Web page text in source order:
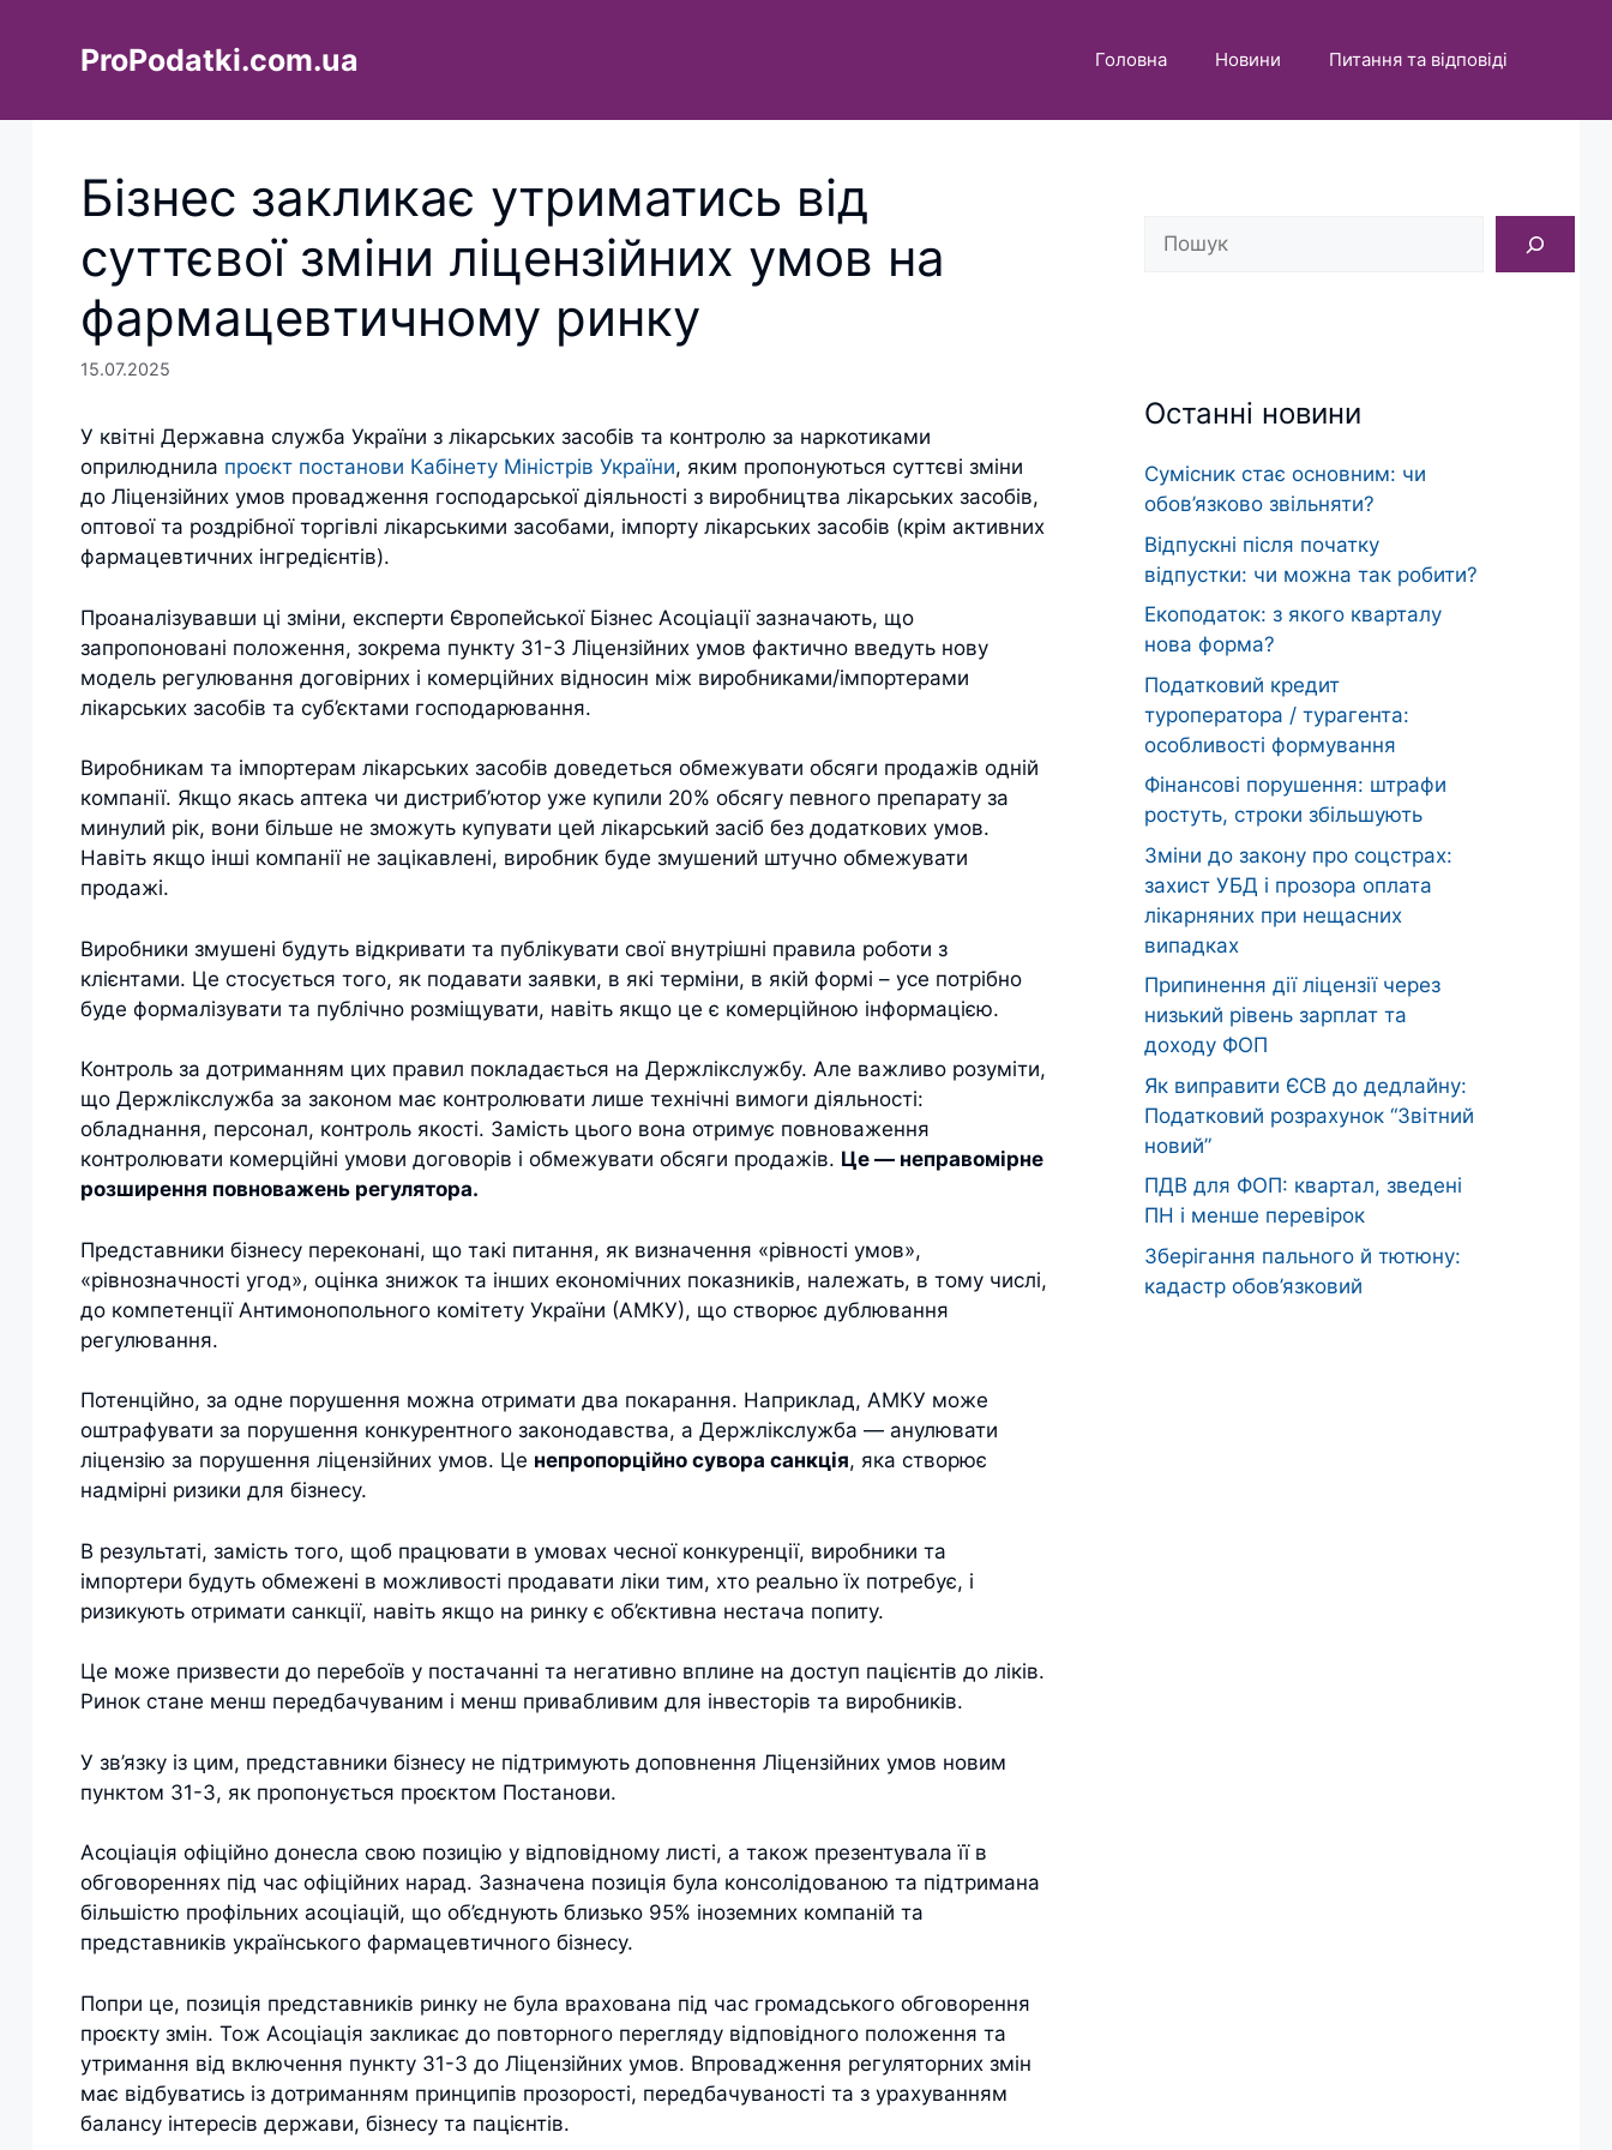
ProPodatki.com.ua Головна Новини Питання та відповіді
Бізнес закликає утриматись від
суттєвої зміни ліцензійних умов на
фармацевтичному ринку
15.07.2025
У квітні Державна служба України з лікарських засобів та контролю за наркотиками
оприлюднила проєкт постанови Кабінету Міністрів України, яким пропонуються суттєві зміни
до Ліцензійних умов провадження господарської діяльності з виробництва лікарських засобів,
оптової та роздрібної торгівлі лікарськими засобами, імпорту лікарських засобів (крім активних
фармацевтичних інгредієнтів).
Проаналізувавши ці зміни, експерти Європейської Бізнес Асоціації зазначають, що
запропоновані положення, зокрема пункту 31-3 Ліцензійних умов фактично введуть нову
модель регулювання договірних і комерційних відносин між виробниками/імпортерами
лікарських засобів та суб’єктами господарювання.
Виробникам та імпортерам лікарських засобів доведеться обмежувати обсяги продажів одній
компанії. Якщо якась аптека чи дистриб’ютор уже купили 20% обсягу певного препарату за
минулий рік, вони більше не зможуть купувати цей лікарський засіб без додаткових умов.
Навіть якщо інші компанії не зацікавлені, виробник буде змушений штучно обмежувати
продажі.
Виробники змушені будуть відкривати та публікувати свої внутрішні правила роботи з
клієнтами. Це стосується того, як подавати заявки, в які терміни, в якій формі – усе потрібно
буде формалізувати та публічно розміщувати, навіть якщо це є комерційною інформацією.
Контроль за дотриманням цих правил покладається на Держлікслужбу. Але важливо розуміти,
що Держлікслужба за законом має контролювати лише технічні вимоги діяльності:
обладнання, персонал, контроль якості. Замість цього вона отримує повноваження
контролювати комерційні умови договорів і обмежувати обсяги продажів. Це — неправомірне
розширення повноважень регулятора.
Представники бізнесу переконані, що такі питання, як визначення «рівності умов»,
«рівнозначності угод», оцінка знижок та інших економічних показників, належать, в тому числі,
до компетенції Антимонопольного комітету України (АМКУ), що створює дублювання
регулювання.
Потенційно, за одне порушення можна отримати два покарання. Наприклад, АМКУ може
оштрафувати за порушення конкурентного законодавства, а Держлікслужба — анулювати
ліцензію за порушення ліцензійних умов. Це непропорційно сувора санкція, яка створює
надмірні ризики для бізнесу.
В результаті, замість того, щоб працювати в умовах чесної конкуренції, виробники та
імпортери будуть обмежені в можливості продавати ліки тим, хто реально їх потребує, і
ризикують отримати санкції, навіть якщо на ринку є об’єктивна нестача попиту.
Це може призвести до перебоїв у постачанні та негативно вплине на доступ пацієнтів до ліків.
Ринок стане менш передбачуваним і менш привабливим для інвесторів та виробників.
У зв’язку із цим, представники бізнесу не підтримують доповнення Ліцензійних умов новим
пунктом 31-3, як пропонується проєктом Постанови.
Асоціація офіційно донесла свою позицію у відповідному листі, а також презентувала її в
обговореннях під час офіційних нарад. Зазначена позиція була консолідованою та підтримана
більшістю профільних асоціацій, що об’єднують близько 95% іноземних компаній та
представників українського фармацевтичного бізнесу.
Попри це, позиція представників ринку не була врахована під час громадського обговорення
проєкту змін. Тож Асоціація закликає до повторного перегляду відповідного положення та
утримання від включення пункту 31-3 до Ліцензійних умов. Впровадження регуляторних змін
має відбуватись із дотриманням принципів прозорості, передбачуваності та з урахуванням
балансу інтересів держави, бізнесу та пацієнтів.
Пошук
Останні новини
Сумісник стає основним: чи
обов’язково звільняти?
Відпускні після початку
відпустки: чи можна так робити?
Екоподаток: з якого кварталу
нова форма?
Податковий кредит
туроператора / турагента:
особливості формування
Фінансові порушення: штрафи
ростуть, строки збільшують
Зміни до закону про соцстрах:
захист УБД і прозора оплата
лікарняних при нещасних
випадках
Припинення дії ліцензії через
низький рівень зарплат та
доходу ФОП
Як виправити ЄСВ до дедлайну:
Податковий розрахунок “Звітний
новий”
ПДВ для ФОП: квартал, зведені
ПН і менше перевірок
Зберігання пального й тютюну:
кадастр обов’язковий